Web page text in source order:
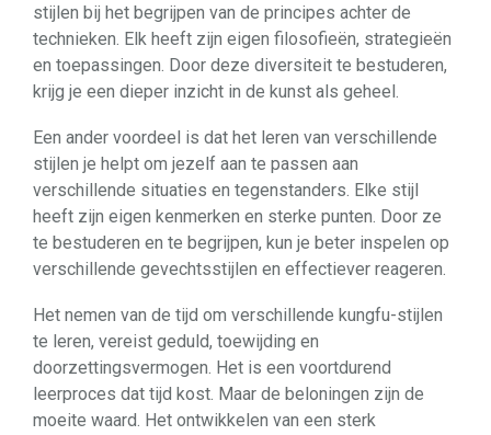
stijlen bij het begrijpen van de principes achter de
technieken. Elk heeft zijn eigen filosofieën, strategieën
en toepassingen. Door deze diversiteit te bestuderen,
krijg je een dieper inzicht in de kunst als geheel.
Een ander voordeel is dat het leren van verschillende
stijlen je helpt om jezelf aan te passen aan
verschillende situaties en tegenstanders. Elke stijl
heeft zijn eigen kenmerken en sterke punten. Door ze
te bestuderen en te begrijpen, kun je beter inspelen op
verschillende gevechtsstijlen en effectiever reageren.
Het nemen van de tijd om verschillende kungfu-stijlen
te leren, vereist geduld, toewijding en
doorzettingsvermogen. Het is een voortdurend
leerproces dat tijd kost. Maar de beloningen zijn de
moeite waard. Het ontwikkelen van een sterk